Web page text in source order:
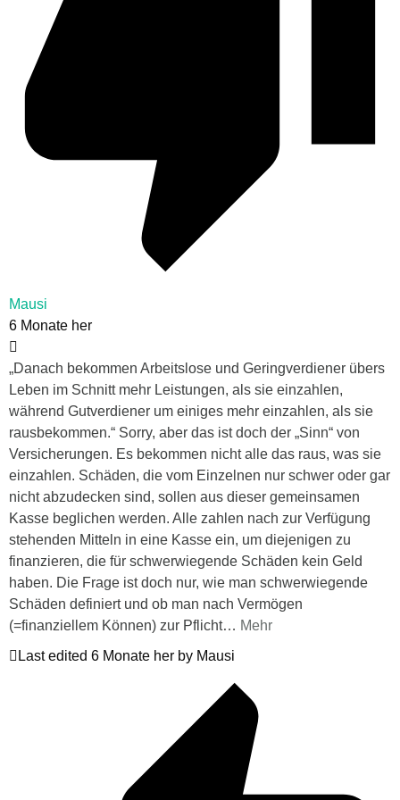
Mausi
6 Monate her
„Danach bekommen Arbeitslose und Geringverdiener übers
Leben im Schnitt mehr Leistungen, als sie einzahlen,
während Gutverdiener um einiges mehr einzahlen, als sie
rausbekommen.“ Sorry, aber das ist doch der „Sinn“ von
Versicherungen. Es bekommen nicht alle das raus, was sie
einzahlen. Schäden, die vom Einzelnen nur schwer oder gar
nicht abzudecken sind, sollen aus dieser gemeinsamen
Kasse beglichen werden. Alle zahlen nach zur Verfügung
stehenden Mitteln in eine Kasse ein, um diejenigen zu
finanzieren, die für schwerwiegende Schäden kein Geld
haben. Die Frage ist doch nur, wie man schwerwiegende
Schäden definiert und ob man nach Vermögen
(=finanziellem Können) zur Pflicht… Mehr
Last edited 6 Monate her by Mausi